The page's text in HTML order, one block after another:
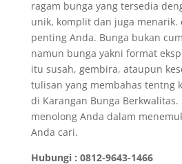
ragam bunga yang tersedia
unik, komplit dan juga menarik.
penting Anda. Bunga bukan
namun bunga yakni format
itu susah, gembira, ataupun
tulisan yang membahas tentng
di Karangan Bunga Berkwalitas.
menolong Anda dalam
Anda cari.
Hubungi : 0812-9643-1466